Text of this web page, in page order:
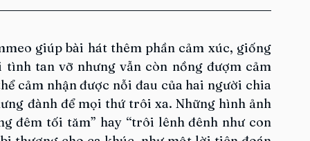
giúp bài hát thêm phần cảm xúc, giống
tan vỡ nhưng vẫn còn nồng đượm cảm
cảm nhận được nỗi đau của hai người chia
đành để mọi thứ trôi xa. Những hình ảnh
đêm tối tăm” hay “trôi lênh đênh như con